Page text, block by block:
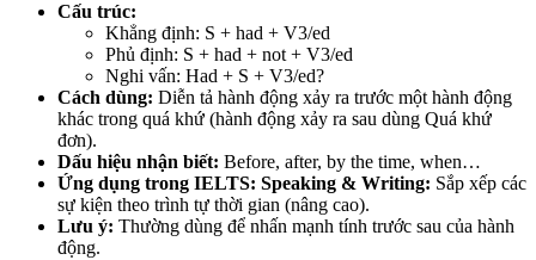
Cấu trúc:
Khẳng định: S + had + V3/ed
Phủ định: S + had + not + V3/ed
Nghi vấn: Had + S + V3/ed?
Cách dùng: Diễn tả hành động xảy ra trước một hành động
khác trong quá khứ (hành động xảy ra sau dùng Quá khứ
đơn).
Dấu hiệu nhận biết: Before, after, by the time, when…
Ứng dụng trong IELTS: Speaking & Writing: Sắp xếp các
sự kiện theo trình tự thời gian (nâng cao).
Lưu ý: Thường dùng để nhấn mạnh tính trước sau của hành
động.